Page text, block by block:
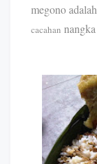
megono
cacahan nangka